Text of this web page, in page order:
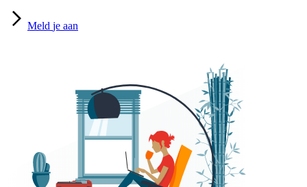
Meld je aan